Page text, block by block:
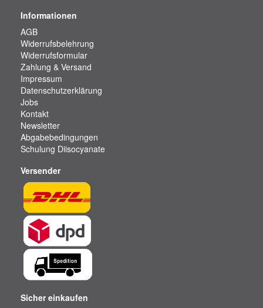
Informationen
AGB
Widerrufsbelehrung
Widerrufsformular
Zahlung & Versand
Impressum
Datenschutzerklärung
Jobs
Kontakt
Newsletter
Abgabebedingungen
Schulung Diisocyanate
Versender
Sicher einkaufen